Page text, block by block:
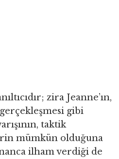
zira Jeanne’ın,
gibi
taktik
mümkün olduğuna
ilham verdiği de